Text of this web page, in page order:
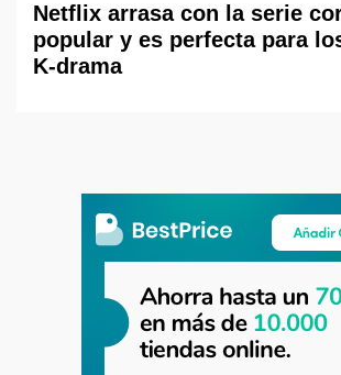
Netflix arrasa con la serie
popular y es perfecta para
K-drama